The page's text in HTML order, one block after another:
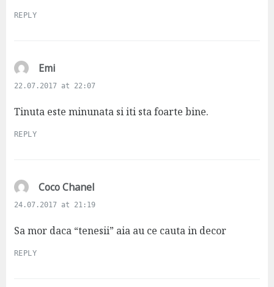
REPLY
Emis
a
s
22.07.2017 at 22:07
Tinuta este minunata si iti sta foarte bine.
REPLY
Coco Chanels
a
s
24.07.2017 at 21:19
Sa mor daca “tenesii” aia au ce cauta in decor
REPLY